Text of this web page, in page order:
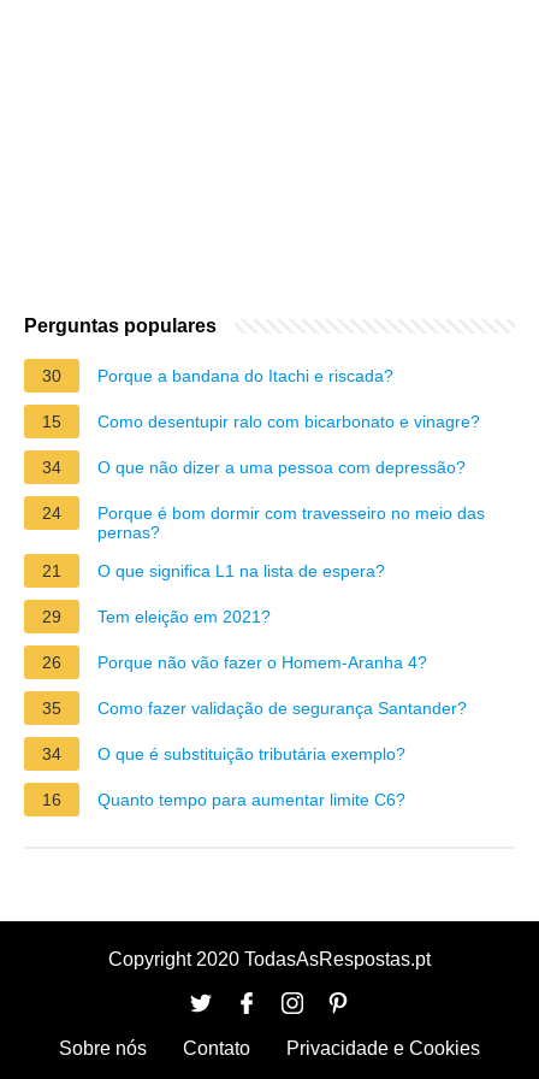
Perguntas populares
30 Porque a bandana do Itachi e riscada?
15 Como desentupir ralo com bicarbonato e vinagre?
34 O que não dizer a uma pessoa com depressão?
24
Porque é bom dormir com travesseiro no meio das
pernas?
21
O que significa L1 na lista de espera?
29 Tem eleição em 2021?
26 Porque não vão fazer o Homem-Aranha 4?
35 Como fazer validação de segurança Santander?
34 O que é substituição tributária exemplo?
16 Quanto tempo para aumentar limite C6?
Copyright 2020 TodasAsRespostas.pt
Sobre nós Contato Privacidade e Cookies